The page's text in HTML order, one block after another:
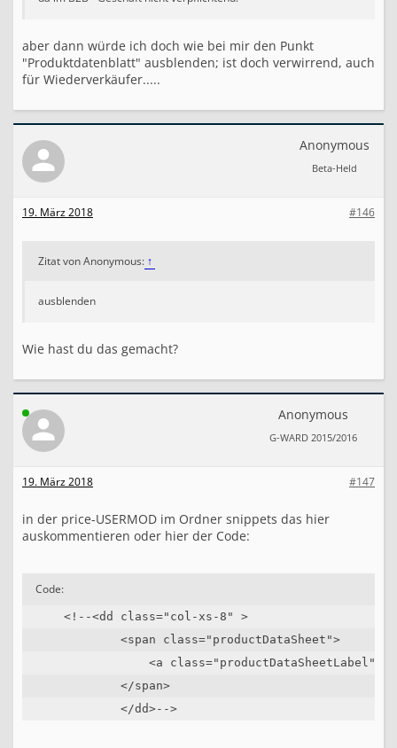
aber dann würde ich doch wie bei mir den Punkt
"Produktdatenblatt" ausblenden; ist doch verwirrend, auch
für Wiederverkäufer.....
Anonymous
Beta-Held
#146
19. März 2018
Zitat von Anonymous: ↑
ausblenden
Wie hast du das gemacht?
Anonymous
G-WARD 2015/2016
#147
19. März 2018
in der price-USERMOD im Ordner snippets das hier
auskommentieren oder hier der Code:
Code:
    <!--<dd class="col-xs-8" >
            <span class="productDataSheet">
<a class="productDataSheetLabel"
            </span>
            </dd>-->